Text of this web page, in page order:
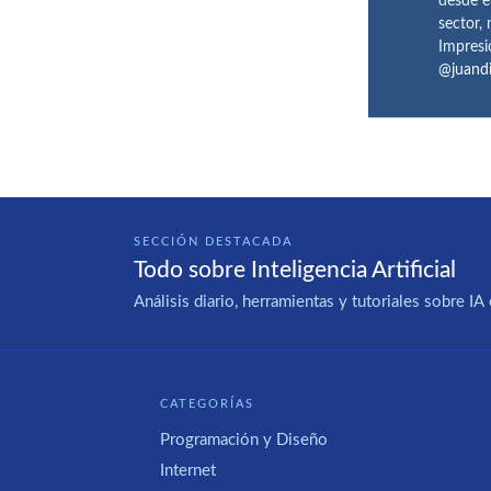
sector,
SECCIÓN DESTACADA
Todo sobre Inteligencia Artificial
Análisis diario, herramientas y tutoriales sobre
CATEGORÍAS
Programación y Diseño
Internet